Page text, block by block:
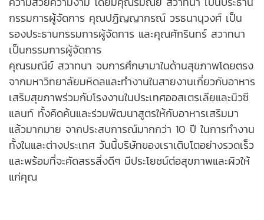
กรรมการผู้จัดการ คุณปฏิญญากรณ์ วรธนานุวงศ์ เป็น
รองประธานกรรมการผู้จัดการ และคุณศักรินทร์ สวาทนา
เป็นกรรมการผู้จัดการ
คุณรมณีย์ สวาทนา จบการศึกษามาในด้านสุขภาพโดยตรง
จากมหาวิทยาลัยมหิดลและทำงานในสายงานเกี่ยวกับอาหาร
เสริมสุขภาพร่วมกับโรงงานในประเทศออสเตรเลียและนิวซี
แลนท์ ทั้งคิดค้นและร่วมพัฒนาสูตรให้กับอาหารเสริมมา
แล้วมากมาย จากประสบการณ์มากกว่า 10 ปี ในการทำงาน
ทั้งในและต่างประเทศ วันนี้บริษัทของเราเติบโตอย่างรวดเร็ว
และพร้อมที่จะคัดสรรสิ่งดีๆ มีประโยชน์ต่อสุขภาพและผิวให้
แก่คุณ